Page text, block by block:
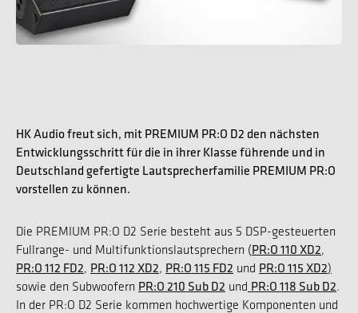
HK Audio freut sich, mit PREMIUM PR:O D2 den nächsten
Entwicklungsschritt für die in ihrer Klasse führende und in
Deutschland gefertigte Lautsprecherfamilie PREMIUM PR:O
vorstellen zu können.
Die PREMIUM PR:O D2 Serie besteht aus 5 DSP-gesteuerten
Fullrange- und Multifunktionslautsprechern (PR:O 110 XD2,
PR:O 112 FD2, PR:O 112 XD2, PR:O 115 FD2 und PR:O 115 XD2)
sowie den Subwoofern PR:O 210 Sub D2 und PR:O 118 Sub D2.
In der PR:O D2 Serie kommen hochwertige Komponenten und